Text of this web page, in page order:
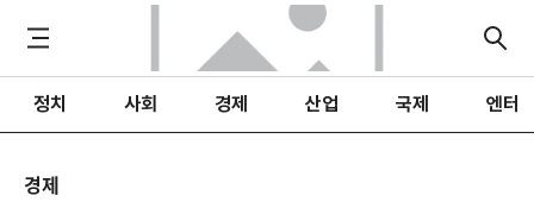
정치 사회 경제 산업 국제 엔터
경제